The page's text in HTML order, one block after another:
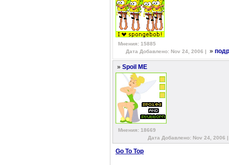
Мнения: 15885
Дата Добавлено: Nov 24, 2006 |
»
» Spoil ME
Мнения: 18669
Дата Добавлено: Nov 24, 2006
Go To Top